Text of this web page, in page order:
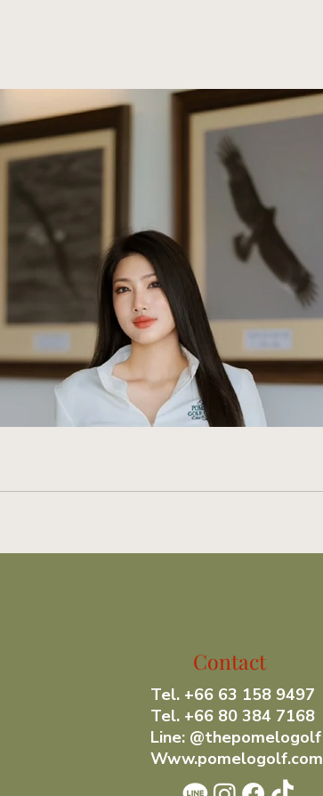
Image Title
Contact
Tel. +66 63 158 9497
Tel. +66 80 384 7168
Line: @thepomelogolf
Www.pomelogolf.com